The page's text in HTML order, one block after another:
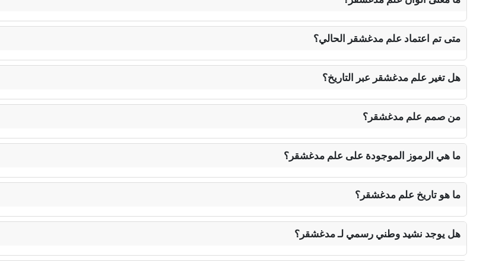
متى تم اعتماد علم مدغشقر الحالي؟
هل تغير علم مدغشقر عبر التاريخ؟
من صمم علم مدغشقر؟
ما هي الرموز الموجودة على علم مدغشقر؟
ما هو تاريخ علم مدغشقر؟
هل يوجد نشيد وطني رسمي لـ مدغشقر؟